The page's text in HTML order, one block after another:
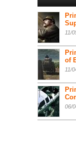
11/
of
11/
06/